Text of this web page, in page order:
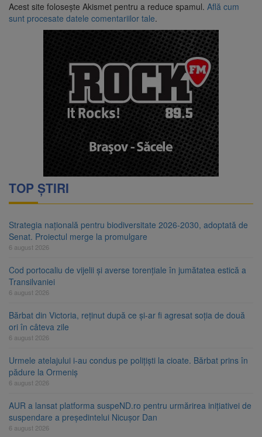
Acest site folosește Akismet pentru a reduce spamul. Află cum
sunt procesate datele comentariilor tale.
TOP ȘTIRI
Strategia națională pentru biodiversitate 2026-2030, adoptată de
Senat. Proiectul merge la promulgare
6 august 2026
Cod portocaliu de vijelii și averse torențiale în jumătatea estică a
Transilvaniei
6 august 2026
Bărbat din Victoria, reținut după ce și-ar fi agresat soția de două
ori în câteva zile
6 august 2026
Urmele atelajului i-au condus pe polițiști la cioate. Bărbat prins în
pădure la Ormeniș
6 august 2026
AUR a lansat platforma suspeND.ro pentru urmărirea inițiativei de
suspendare a președintelui Nicușor Dan
6 august 2026